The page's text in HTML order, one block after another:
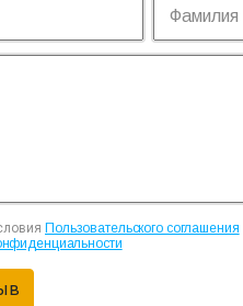
Пользовательского соглашения